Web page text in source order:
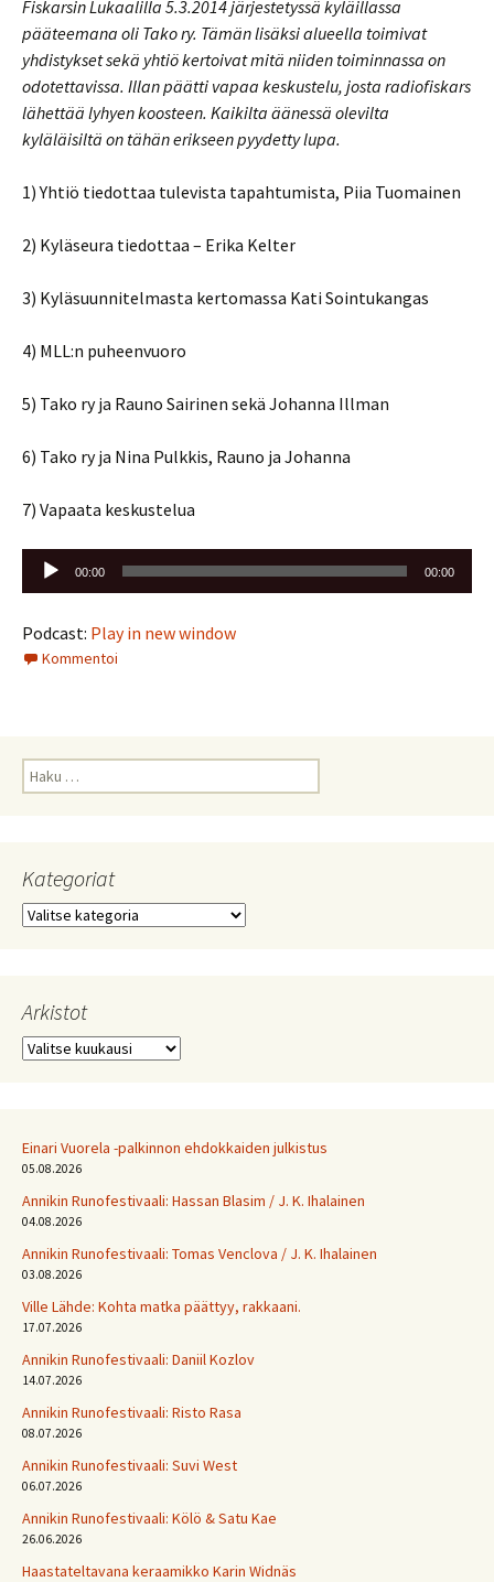
Fiskarsin Lukaalilla 5.3.2014 järjestetyssä kyläillassa
pääteemana oli Tako ry. Tämän lisäksi alueella toimivat
yhdistykset sekä yhtiö kertoivat mitä niiden toiminnassa on
odotettavissa. Illan päätti vapaa keskustelu, josta radiofiskars
lähettää lyhyen koosteen. Kaikilta äänessä olevilta
kyläläisiltä on tähän erikseen pyydetty lupa.
1) Yhtiö tiedottaa tulevista tapahtumista, Piia Tuomainen
2) Kyläseura tiedottaa – Erika Kelter
3) Kyläsuunnitelmasta kertomassa Kati Sointukangas
4) MLL:n puheenvuoro
5) Tako ry ja Rauno Sairinen sekä Johanna Illman
6) Tako ry ja Nina Pulkkis, Rauno ja Johanna
7) Vapaata keskustelua
Äänitoistin
00:00 00:00
Podcast: Play in new window
Kommentoi
Haku:
Kategoriat
Kategoriat
Arkistot
Arkistot
Einari Vuorela -palkinnon ehdokkaiden julkistus
05.08.2026
Annikin Runofestivaali: Has­san Bla­sim / J. K. Ihalainen
04.08.2026
Annikin Runofestivaali: Tomas Venclova / J. K. Ihalainen
03.08.2026
Ville Lähde: Kohta matka päättyy, rakkaani.
17.07.2026
Annikin Runofestivaali: Daniil Kozlov
14.07.2026
Annikin Runofestivaali: Risto Rasa
08.07.2026
Annikin Runofestivaali: Suvi West
06.07.2026
Annikin Runofestivaali: Kölö & Satu Kae
26.06.2026
Haastateltavana keraamikko Karin Widnäs